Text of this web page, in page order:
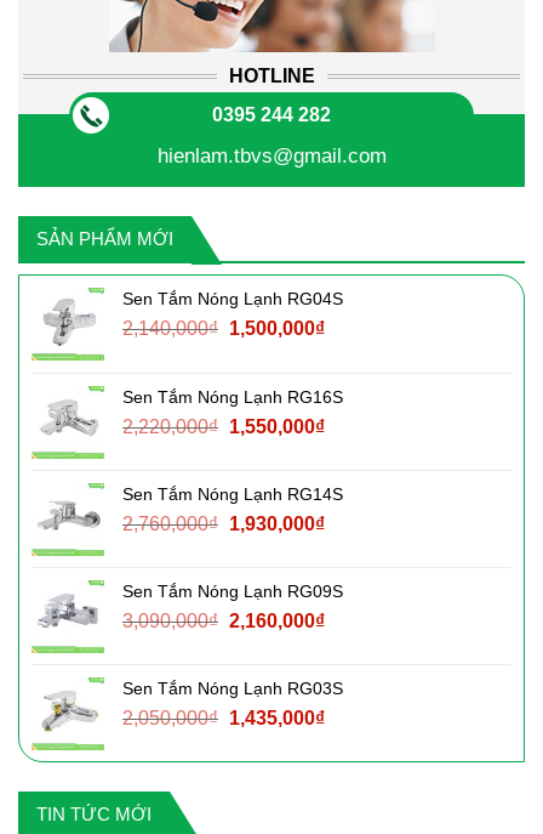
HOTLINE
0395 244 282
hienlam.tbvs@gmail.com
SẢN PHẨM MỚI
Sen Tắm Nóng Lạnh RG04S
2,140,000₫ Giá
2,140,000₫.
1,500,000₫Giá
là:
1,500,000₫.
Sen Tắm Nóng Lạnh RG16S
2,220,000₫ Giá
2,220,000₫.
1,550,000₫Giá
là:
1,550,000₫.
Sen Tắm Nóng Lạnh RG14S
2,760,000₫ Giá
2,760,000₫.
1,930,000₫Giá
là:
1,930,000₫.
Sen Tắm Nóng Lạnh RG09S
3,090,000₫ Giá
3,090,000₫.
2,160,000₫Giá
là:
2,160,000₫.
Sen Tắm Nóng Lạnh RG03S
2,050,000₫ Giá
là:
1,435,000₫Giá
tại
TIN TỨC MỚI